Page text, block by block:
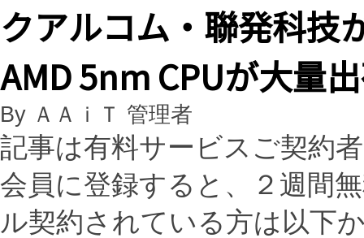
クアルコム・聯発科技
AMD 5nm CPUが大量
By ＡＡｉＴ 管理者
記事は有料サービスご契約
会員に登録すると、２週間
ル契約されている方は以下